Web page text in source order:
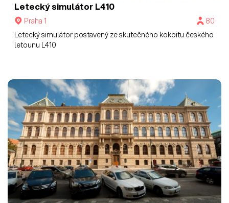
Letecký simulátor L410
Praha 1
80
Letecký simulátor postavený ze skutečného kokpitu českého
letounu L410